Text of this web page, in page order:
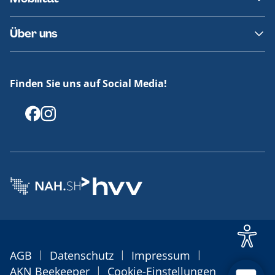
Fundsachen
Häufige Fragen
Barrierefreies Reisen
Erklärung Barrierefreiheit
Über uns
Offenlegungen
Finden Sie uns auf Social Media!
AGB | Datenschutz | Impressum |
AKN Beekeeper | Cookie-Einstellungen